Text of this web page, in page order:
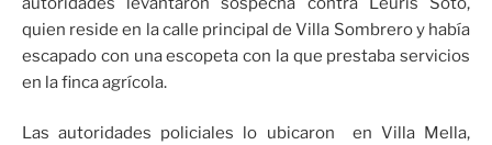
quien reside en la calle principal de Villa Sombrero y había
escapado con una escopeta con la que prestaba servicios
en la finca agrícola.
Las autoridades policiales lo ubicaron en Villa Mella,